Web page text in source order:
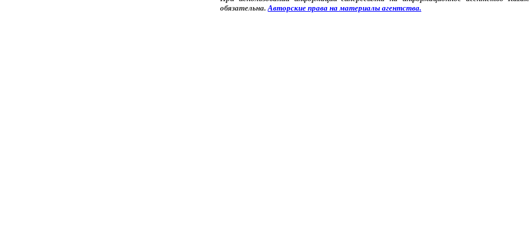
обязательна. Авторские права на материалы агентства.